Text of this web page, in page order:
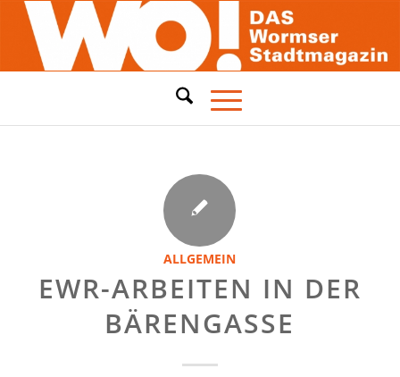
ALLGEMEIN
EWR-ARBEITEN IN DER
BÄRENGASSE